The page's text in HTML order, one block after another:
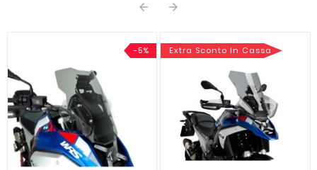
 
-5% Extra Sconto In Cassa